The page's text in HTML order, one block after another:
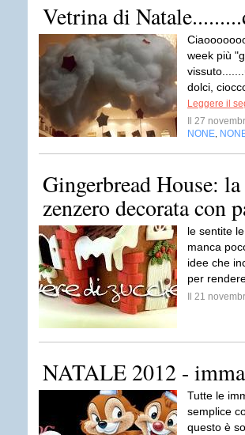
Vetrina di
week più
dolci,
Leggere il
Il 27
NONE
Gingerbread House:
zenzero decorata con
le sentite
manca
idee che
per
Il 21
NATALE 2012 -
Tutte le
semplice
questo è